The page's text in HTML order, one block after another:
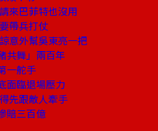
來巴菲特也沒用
帶兵打仗
意外幫吳東亮一把
共舞」兩百年
一舵手
面臨退場壓力
先跟敵人牽手
賠三百億